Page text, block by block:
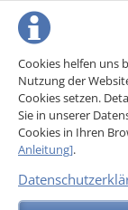
Cookies helfen uns
Nutzung der
Cookies setzen.
Sie in unserer
Cookies in Ihren
Anleitung].